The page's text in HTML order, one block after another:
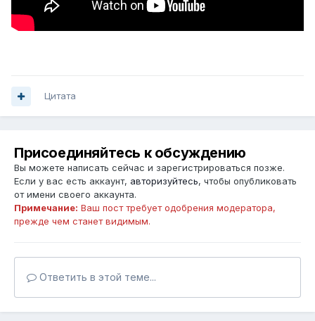
Цитата
Присоединяйтесь к обсуждению
Вы можете написать сейчас и зарегистрироваться позже.
Если у вас есть аккаунт, авторизуйтесь, чтобы опубликовать
от имени своего аккаунта.
Примечание: Ваш пост требует одобрения модератора,
прежде чем станет видимым.
Ответить в этой теме...